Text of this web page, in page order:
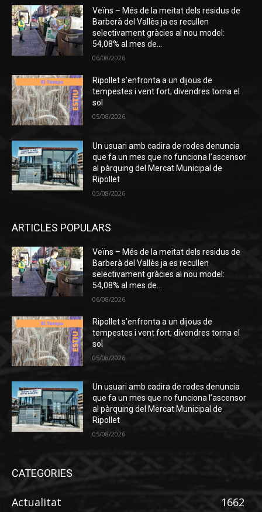
Veïns – Més de la meitat dels residus de
Barberà del Vallès ja es recullen
selectivament gràcies al nou model:
54,08% al mes de...
06/08/2026
Ripollet s’enfronta a un dijous de
tempestes i vent fort; divendres torna el
sol
05/08/2026
Un usuari amb cadira de rodes denuncia
que fa un mes que no funciona l’ascensor
al pàrquing del Mercat Municipal de
Ripollet
05/08/2026
ARTICLES POPULARS
Veïns – Més de la meitat dels residus de
Barberà del Vallès ja es recullen
selectivament gràcies al nou model:
54,08% al mes de...
06/08/2026
Ripollet s’enfronta a un dijous de
tempestes i vent fort; divendres torna el
sol
05/08/2026
Un usuari amb cadira de rodes denuncia
que fa un mes que no funciona l’ascensor
al pàrquing del Mercat Municipal de
Ripollet
05/08/2026
CATEGORIES
Actualitat
1662